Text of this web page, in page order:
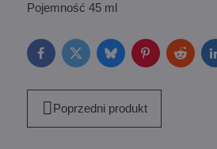
Pojemność 45 ml
FacebookTwitterBlueskyPinterestReddit
Poprzedni produkt